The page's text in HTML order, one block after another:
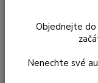
(r.2010-2013) -
Čelní
Objednejte
Nenechte své